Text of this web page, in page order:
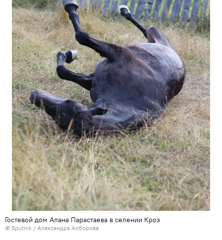
Гостевой дом Алана Парастаева в селении Кроз
© Sputnik / Александра Алборова